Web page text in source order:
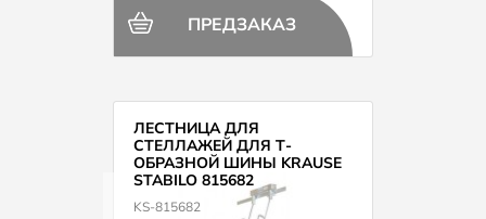
ПРЕДЗАКАЗ
ЛЕСТНИЦА ДЛЯ
СТЕЛЛАЖЕЙ ДЛЯ Т-
ОБРАЗНОЙ ШИНЫ KRAUSE
STABILO 815682
KS-815682